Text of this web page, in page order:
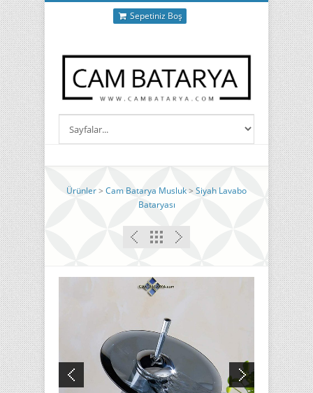
Sepetiniz Boş
Ürünler> Cam Batarya Musluk> Siyah Lavabo
Bataryası